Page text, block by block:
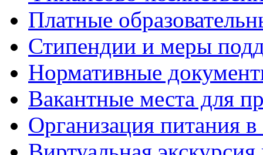
Платные
Стипендии и меры
Нормативные
Вакантные места для
Организация питания в